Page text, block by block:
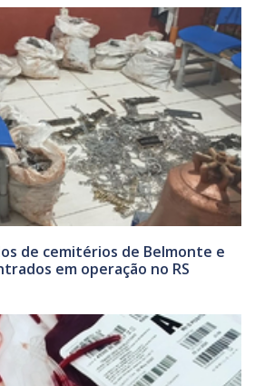
de cemitérios de Belmonte e
em operação no RS